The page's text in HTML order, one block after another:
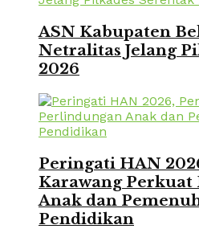
ASN Kabupaten
Netralitas Jelang
2026
Peringati HAN
Karawang
Anak dan
Pendidikan